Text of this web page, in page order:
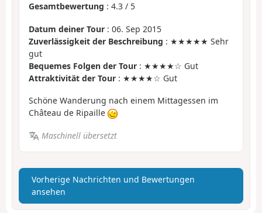
Gesamtbewertung : 4.3 / 5
Datum deiner Tour : 06. Sep 2015
Zuverlässigkeit der Beschreibung : ★★★★★ Sehr
gut
Bequemes Folgen der Tour : ★★★★☆ Gut
Attraktivität der Tour : ★★★★☆ Gut
Schöne Wanderung nach einem Mittagessen im
Château de Ripaille
Maschinell übersetzt
Vorherige Nachrichten und Bewertungen
ansehen